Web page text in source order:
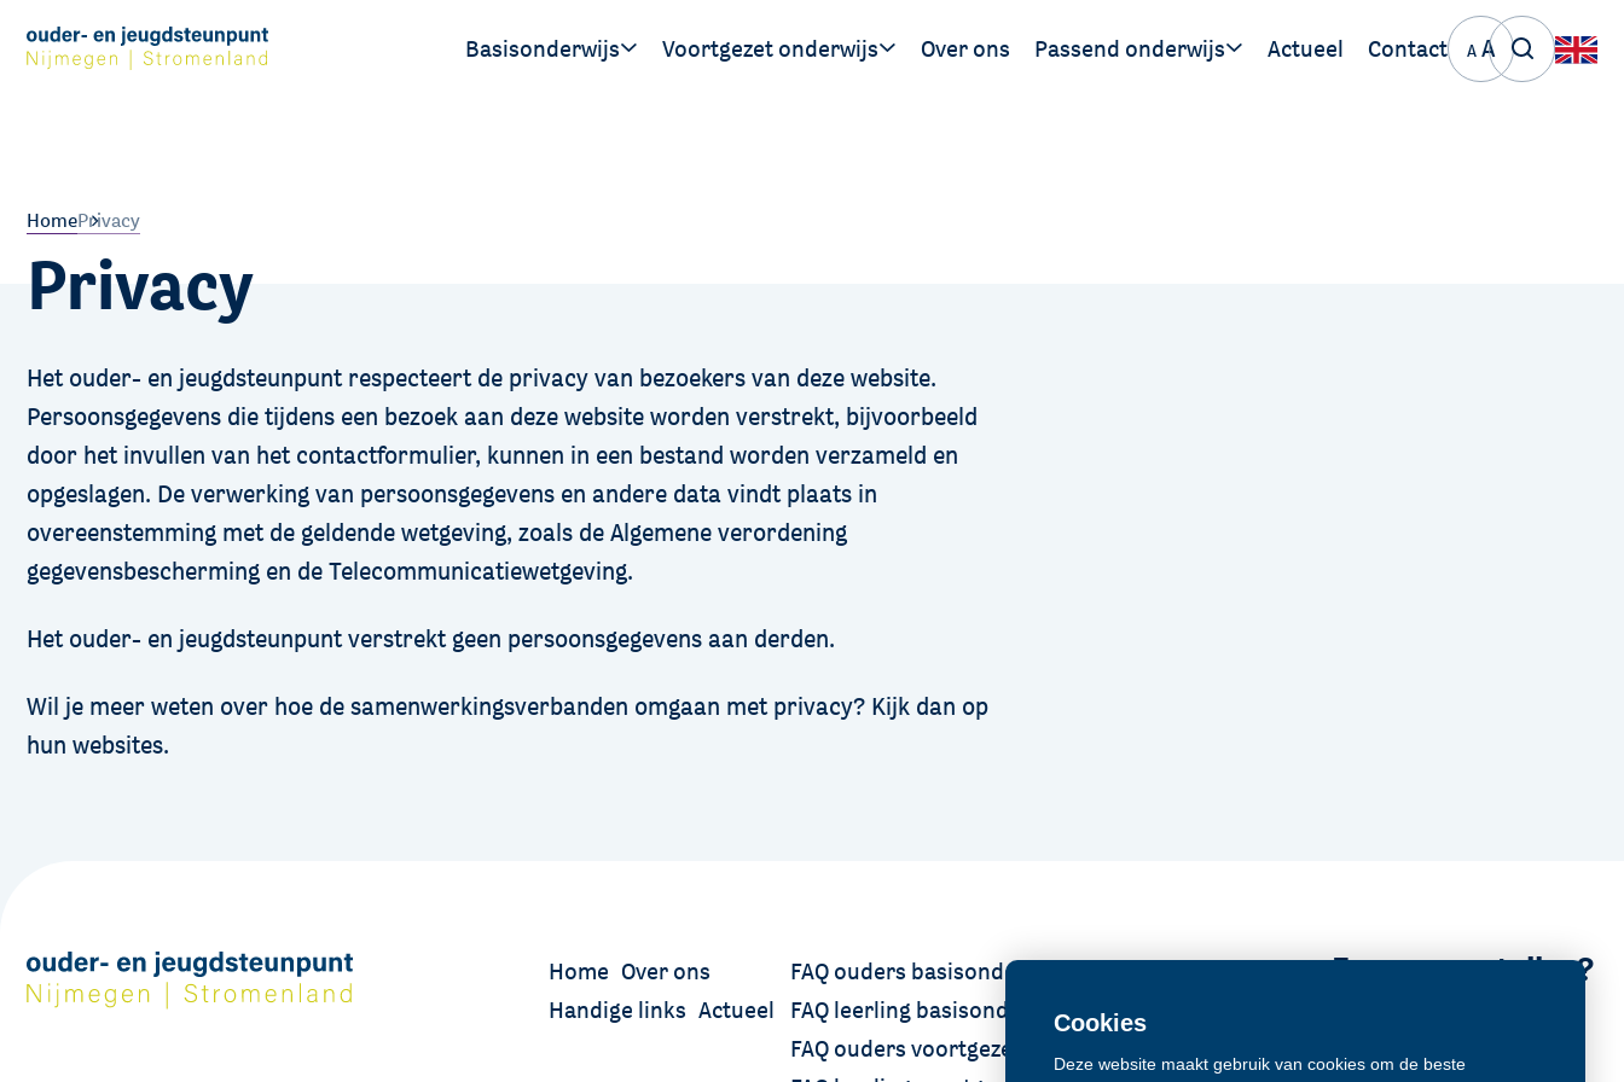
Cookies
Deze website maakt gebruik van cookies om de beste
Basisonderwijs Voortgezet onderwijs Over ons Passend onderwijs Actueel Contact A A
HomePrivacy
Privacy
Het ouder- en jeugdsteunpunt respecteert de privacy van bezoekers van deze website.
Persoonsgegevens die tijdens een bezoek aan deze website worden verstrekt, bijvoorbeeld
door het invullen van het contactformulier, kunnen in een bestand worden verzameld en
opgeslagen. De verwerking van persoonsgegevens en andere data vindt plaats in
overeenstemming met de geldende wetgeving, zoals de Algemene verordening
gegevensbescherming en de Telecommunicatiewetgeving.
Het ouder- en jeugdsteunpunt verstrekt geen persoonsgegevens aan derden.
Wil je meer weten over hoe de samenwerkingsverbanden omgaan met privacy? Kijk dan op
hun websites.
Home Over ons
Handige links Actueel
FAQ ouders basisonderwijs
FAQ leerling basisonderwijs
FAQ ouders voortgezet onderwijs
Een vraag stellen?